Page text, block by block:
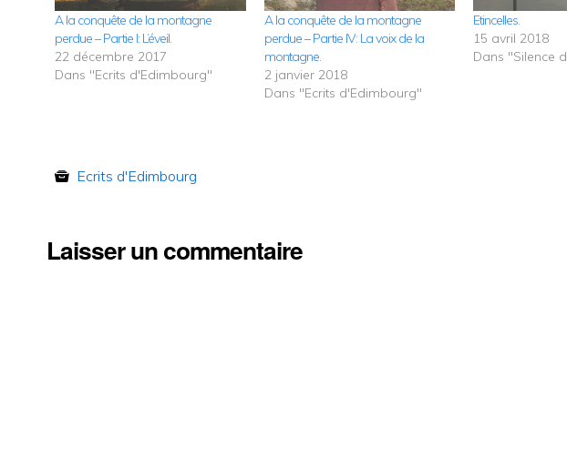
A la conquête de la montagne
perdue – Partie I: L’éveil.
22 décembre 2017
Dans "Ecrits d'Edimbourg"
A la conquête de la montagne
perdue – Partie IV: La voix de la
montagne.
2 janvier 2018
Dans "Ecrits d'Edimbourg"
Etincelles.
15 avril 2018
Dans "Silence
Ecrits d'Edimbourg
Laisser un commentaire